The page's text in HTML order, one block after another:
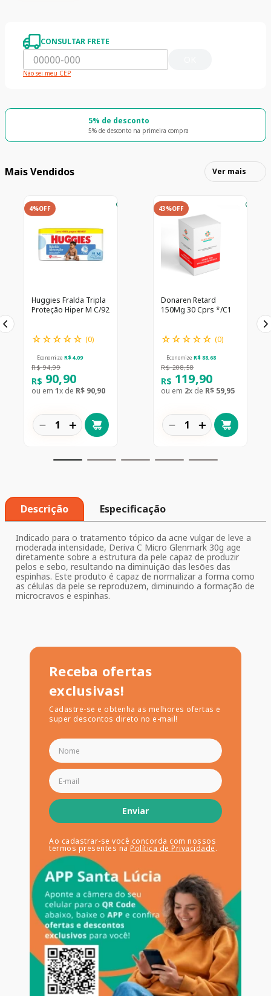
CONSULTAR FRETE
Não sei meu CEP
5% de desconto
5% de desconto na primeira compra
Mais Vendidos Ver mais
4%OFF
Huggies Fralda Tripla
Proteção Hiper M C/92
☆☆☆☆☆ (0)
Economize R$ 4,09
R$ 94,99
R$ 90,90
ou em 1x de R$ 90,90
＋
－
43%OFF
Donaren Retard
150Mg 30 Cprs */C1
☆☆☆☆☆ (0)
Economize R$ 88,68
R$ 208,58
R$ 119,90
ou em 2x de R$ 59,95
＋
－
Descrição Especificação
Indicado para o tratamento tópico da acne vulgar de leve a
moderada intensidade, Deriva C Micro Glenmark 30g age
diretamente sobre a estrutura da pele capaz de produzir
pelos e sebo, resultando na diminuição das lesões das
espinhas. Este produto é capaz de normalizar a forma como
as células da pele se reproduzem, diminuindo a formação de
microcravos e espinhas.
Receba ofertas
exclusivas!
Cadastre-se e obtenha as melhores ofertas e
super descontos direto no e-mail!
Enviar
Ao cadastrar-se você concorda com nossos
termos presentes na Política de Privacidade.